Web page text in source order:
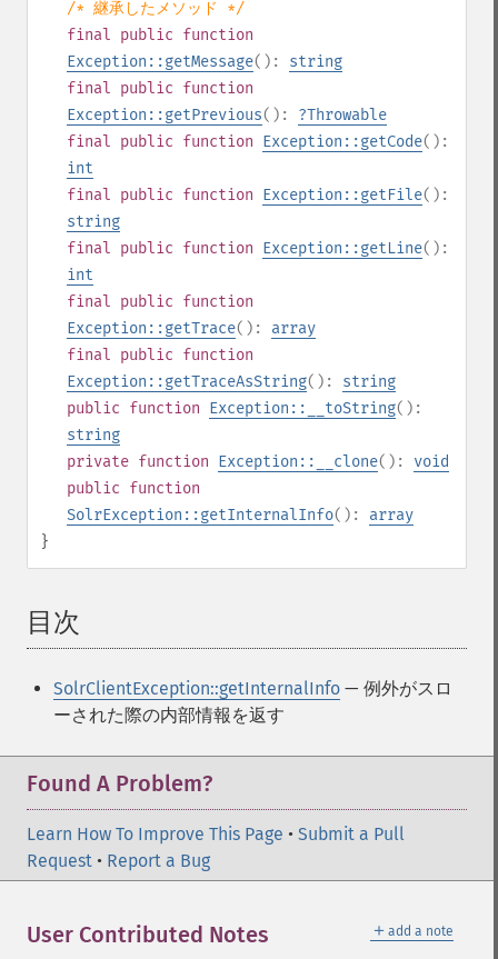
/* 継承したメソッド */
final public function
Exception::getMessage(): string
final public function
Exception::getPrevious(): ?Throwable
final public function Exception::getCode():
int
final public function Exception::getFile():
string
final public function Exception::getLine():
int
final public function
Exception::getTrace(): array
final public function
Exception::getTraceAsString(): string
public function Exception::__toString():
string
private function Exception::__clone(): void
public function
SolrException::getInternalInfo(): array
}
目次
SolrClientException::getInternalInfo — 例外がスロ
ーされた際の内部情報を返す
Found A Problem?
Learn How To Improve This Page • Submit a Pull
Request • Report a Bug
＋ add a note
User Contributed Notes